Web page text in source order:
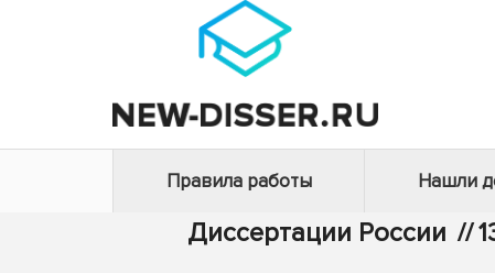
Правила работы Нашли
Диссертации России //